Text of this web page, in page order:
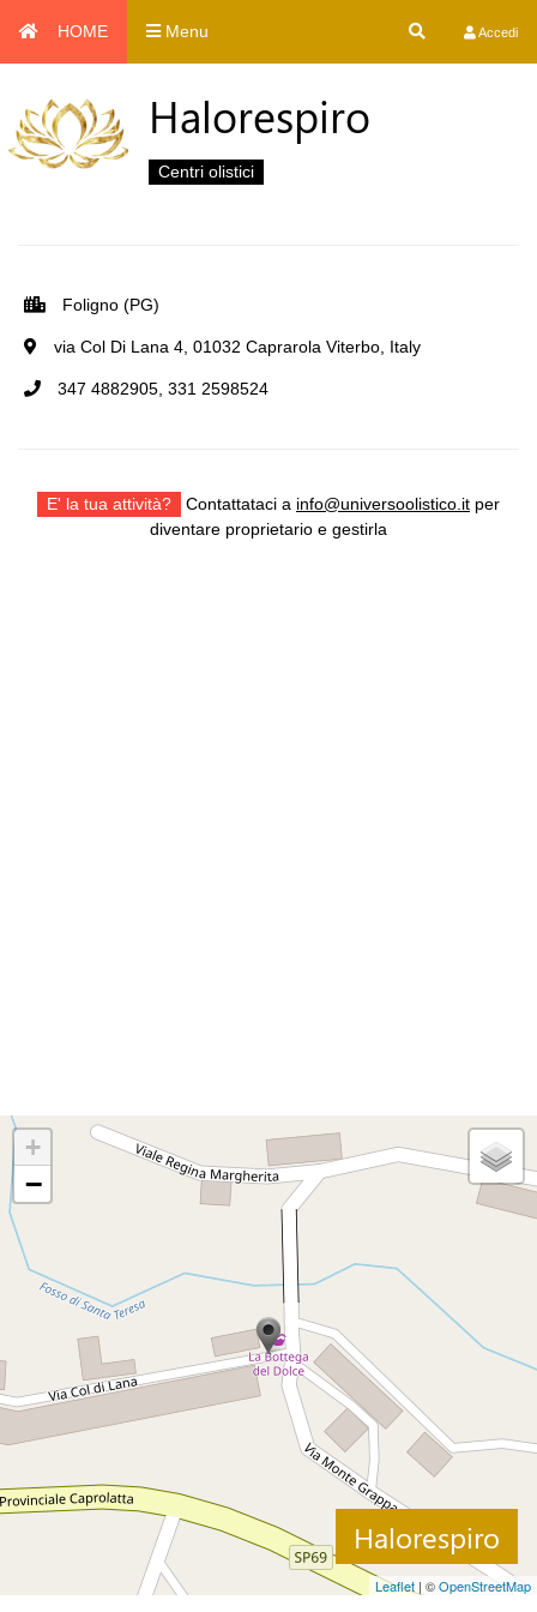
HOME Menu Accedi
Halorespiro
Centri olistici
Foligno (PG)
via Col Di Lana 4, 01032 Caprarola Viterbo, Italy
347 4882905, 331 2598524
E' la tua attività? Contattataci a info@universoolistico.it per
diventare proprietario e gestirla
+
−
Leaflet | ©OpenStreetMap
Halorespiro